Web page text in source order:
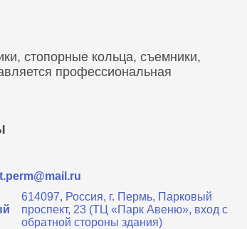
стопорные кольца, съемники,
профессиональная
614097, Россия, г. Пермь, Парковый
проспект, 23 (ТЦ «Парк Авеню», вход с
обратной стороны здания)